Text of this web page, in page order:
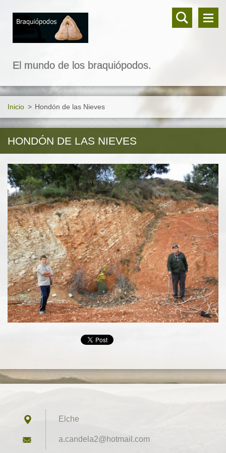
El mundo de los braquiópodos.
Inicio > Hondón de las Nieves
HONDÓN DE LAS NIEVES
Elche
a.candel a2@hotmail.com